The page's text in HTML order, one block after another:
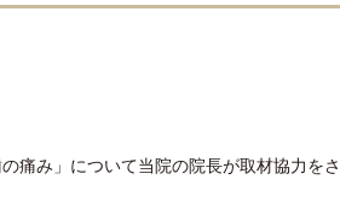
み」について当院の院長が取材協力をさ